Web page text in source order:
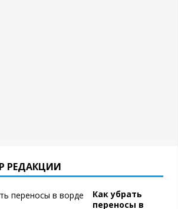
РЕДАКЦИИ
Как убрать
переносы в